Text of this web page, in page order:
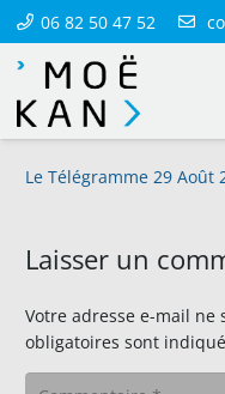
06 82 50 47 52
Le Télégramme 29 Août
Laisser un
Votre adresse e-mail ne
obligatoires sont